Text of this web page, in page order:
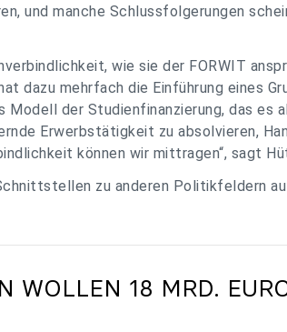
und manche Schlussfolgerungen
wie sie der FORWIT
dazu mehrfach die Einführung eines
Modell der Studienfinanzierung, das es
Erwerbstätigkeit zu absolvieren,
können wir mittragen“, sagt
zu anderen Politikfeldern
WOLLEN 18 MRD.